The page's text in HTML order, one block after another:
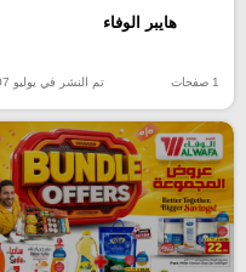
هايبر الوفاء
1 صفحات تم النشر في يوليو 07